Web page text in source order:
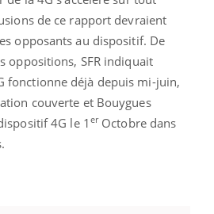
de ce rapport devraient
opposants au dispositif. De
oppositions, SFR indiquait
fonctionne déjà depuis mi-juin,
couverte et Bouygues
4G le 1 erOctobre dans